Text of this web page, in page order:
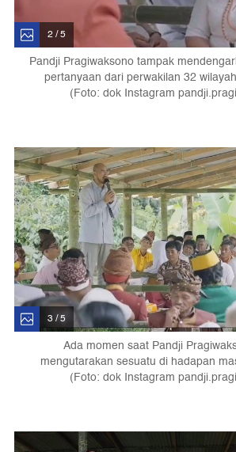
2 / 5
Pandji Pragiwaksono tampak
pertanyaan dari perwakilan 32
(Foto: dok Instagram
3 / 5
Ada momen saat Pandji
mengutarakan sesuatu di hadapan
(Foto: dok Instagram